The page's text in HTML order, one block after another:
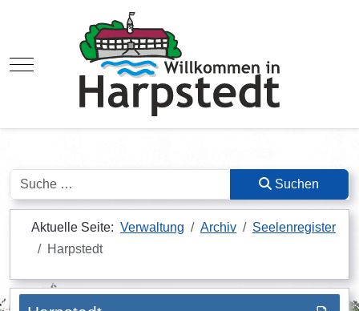
Mobile Menu Toggle
Suchen Suchen
Aktuelle Seite: Verwaltung Archiv
Seelenregister
Harpstedt